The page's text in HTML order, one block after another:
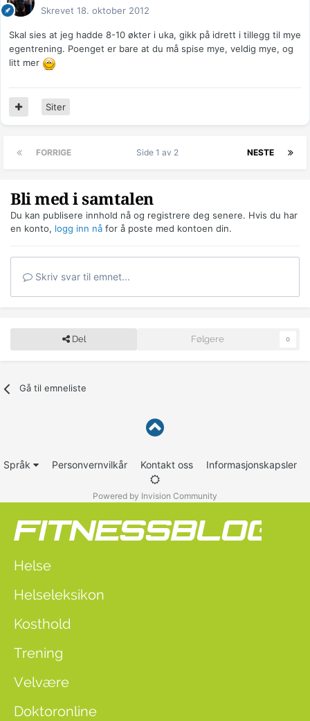
Skrevet 18. oktober 2012
Skal sies at jeg hadde 8-10 økter i uka, gikk på idrett i tillegg til mye
egentrening. Poenget er bare at du må spise mye, veldig mye, og
litt mer
Siter
FORRIGE NESTE
Side 1 av 2
Bli med i samtalen
Du kan publisere innhold nå og registrere deg senere. Hvis du har
en konto, logg inn nå for å poste med kontoen din.
Skriv svar til emnet...
Del Følgere 0
Gå til emneliste
Språk Personvernvilkår Kontakt oss Informasjonskapsler
Powered by Invision Community
Helse
Helseleksikon
Kosthold
Trening
Velvære
Doktoronline